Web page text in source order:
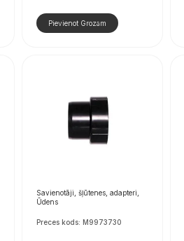
Pievienot Grozam
Savienotāji, šļūtenes, adapteri,
Ūdens
Preces kods: M9973730